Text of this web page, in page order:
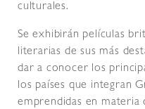
culturales.
Se exhibirán películas
literarias de sus más
dar a conocer los
los países que integran
emprendidas en